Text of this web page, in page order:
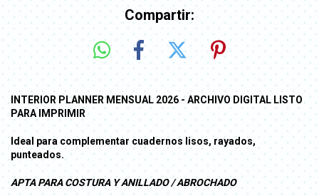
Compartir:
INTERIOR PLANNER MENSUAL 2026 - ARCHIVO DIGITAL LISTO
PARA IMPRIMIR
Ideal para complementar cuadernos lisos, rayados,
punteados.
APTA PARA COSTURA Y ANILLADO / ABROCHADO